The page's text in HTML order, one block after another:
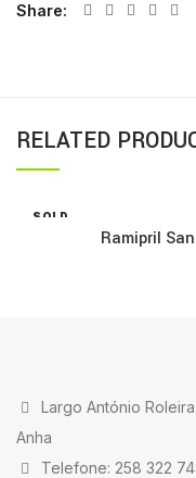
Share
RELATED
SOLD
Ramipril
Largo António
Anha
Telefone: 258 322